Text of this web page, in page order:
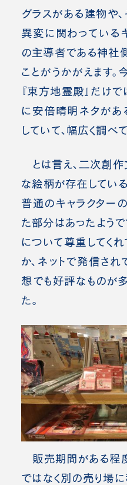
グラスがある建物や
異変に関わっている
の主導者である神社
ことがうかがえます
『東方地霊殿』だけで
に安倍晴明ネタがあ
していて、幅広く調べ
とは言え、二次創作
な絵柄が存在している
普通のキャラクター
た部分はあったようで
について尊重してく
か、ネットで発信さ
想でも好評なものが
た。
販売期間がある程度
ではなく別の売り場